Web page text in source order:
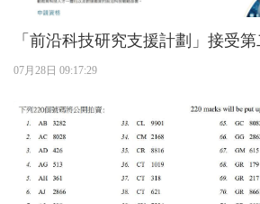
「前沿科技研究支援計劃」接受
07月28日 09:17:29